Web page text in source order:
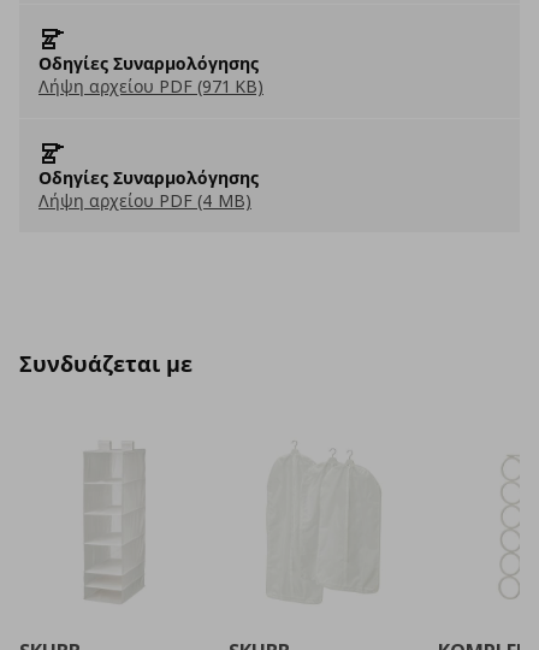
Οδηγίες Συναρμολόγησης
Λήψη αρχείου PDF (971 KB)
Οδηγίες Συναρμολόγησης
Λήψη αρχείου PDF (4 MB)
Συνδυάζεται με